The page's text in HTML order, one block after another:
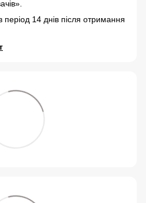
14 днів після отримання